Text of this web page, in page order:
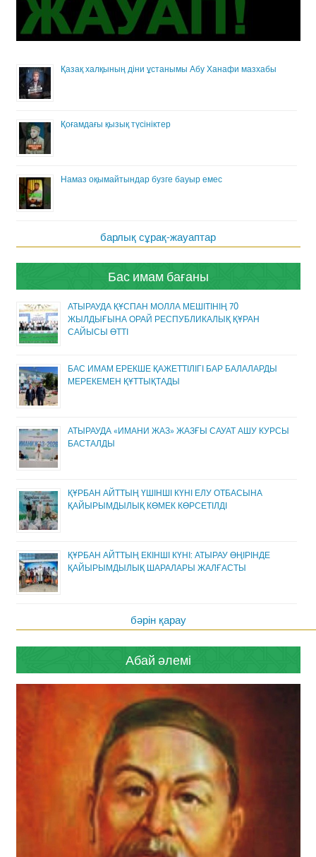
Қазақ халқының діни ұстанымы Абу Ханафи мазхабы
Қоғамдағы қызық түсініктер
Намаз оқымайтындар бузге бауыр емес
барлық сұрақ-жауаптар
Бас имам бағаны
АТЫРАУДА ҚҰСПАН МОЛЛА МЕШІТІНІҢ 70
ЖЫЛДЫҒЫНА ОРАЙ РЕСПУБЛИКАЛЫҚ ҚҰРАН
САЙЫСЫ ӨТТІ
БАС ИМАМ ЕРЕКШЕ ҚАЖЕТТІЛІГІ БАР БАЛАЛАРДЫ
МЕРЕКЕМЕН ҚҰТТЫҚТАДЫ
АТЫРАУДА «ИМАНИ ЖАЗ» ЖАЗҒЫ САУАТ АШУ КУРСЫ
БАСТАЛДЫ
ҚҰРБАН АЙТТЫҢ ҮШІНШІ КҮНІ ЕЛУ ОТБАСЫНА
ҚАЙЫРЫМДЫЛЫҚ КӨМЕК КӨРСЕТІЛДІ
ҚҰРБАН АЙТТЫҢ ЕКІНШІ КҮНІ: АТЫРАУ ӨҢІРІНДЕ
ҚАЙЫРЫМДЫЛЫҚ ШАРАЛАРЫ ЖАЛҒАСТЫ
бәрін қарау
Абай әлемі